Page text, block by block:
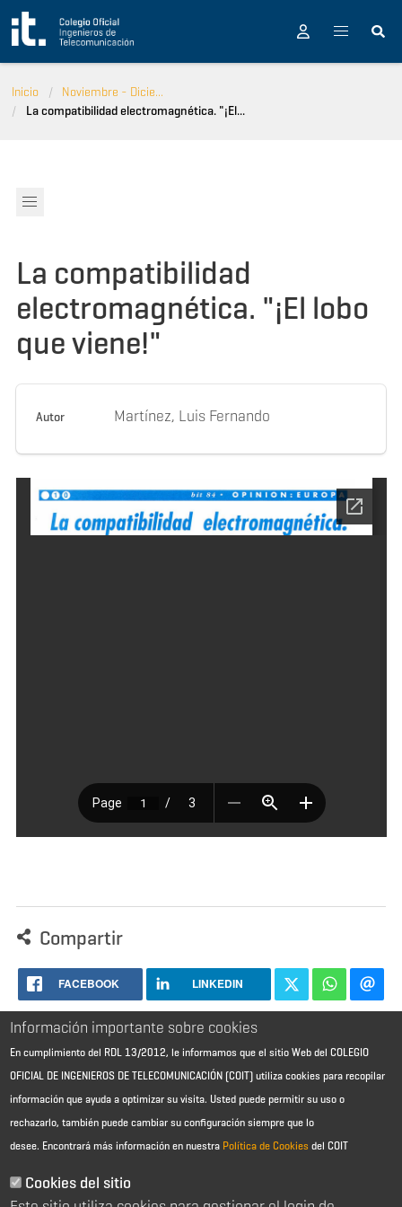
Pasar al contenido principal
Inicio
Noviembre - Dicie...
La compatibilidad electromagnética. "¡El...
La compatibilidad
electromagnética. "¡El lobo
que viene!"
Autor Martínez, Luis Fernando
Compartir
FACEBOOK LINKEDIN
Aviso Legal - Información general
Política de cookies
Información importante sobre cookies
En cumplimiento del RDL 13/2012, le informamos que el sitio Web del COLEGIO
OFICIAL DE INGENIEROS DE TELECOMUNICACIÓN (COIT) utiliza cookies para recopilar
información que ayuda a optimizar su visita. Usted puede permitir su uso o
rechazarlo, también puede cambiar su configuración siempre que lo
desee. Encontrará más información en nuestra Política de Cookies del COIT
Cookies del sitio